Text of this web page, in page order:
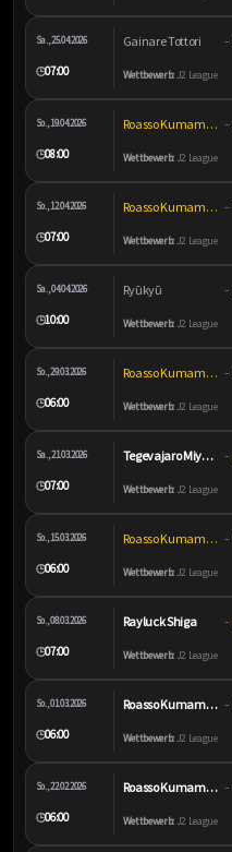
Sa., 25.04.2026
🕒07:00
Gainare Tottori –
Wettbewerb:J2 League
So., 19.04.2026
🕒08:00
Roasso Kumamoto –
Wettbewerb:J2 League
So., 12.04.2026
🕒07:00
Roasso Kumamoto –
Wettbewerb:J2 League
Sa., 04.04.2026
🕒10:00
Ryūkyū –
Wettbewerb:J2 League
So., 29.03.2026
🕒06:00
Roasso Kumamoto –
Wettbewerb:J2 League
Sa., 21.03.2026
🕒07:00
Tegevajaro Miyazaki –
Wettbewerb:J2 League
So., 15.03.2026
🕒06:00
Roasso Kumamoto –
Wettbewerb:J2 League
So., 08.03.2026
🕒07:00
Rayluck Shiga –
Wettbewerb:J2 League
So., 01.03.2026
🕒06:00
Roasso Kumamoto –
Wettbewerb:J2 League
So., 22.02.2026
🕒06:00
Roasso Kumamoto –
Wettbewerb:J2 League